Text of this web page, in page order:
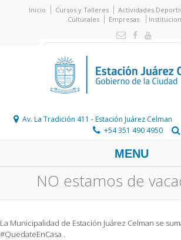
Inicio Cursos y Talleres Actividades
Culturales
Empresas
Av. La Tradición 411 - Estación Juárez Celman
+54 351 490 4950
MENU
NO estamos de
La Municipalidad de Estación Juárez Celman se
#QuedateEnCasa .